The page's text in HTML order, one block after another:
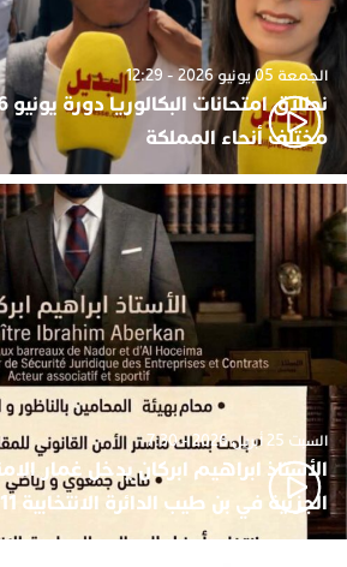
الجمعة 05 يونيو 2026 - 12:29
مختلف أنحاء المملكة
السبت 25 أبريل 2026 - 7:30
الأستاذ ابراهيم ابركان يدخل غمار
الجزئية في بن طيب الدائرة الانتخابية 11